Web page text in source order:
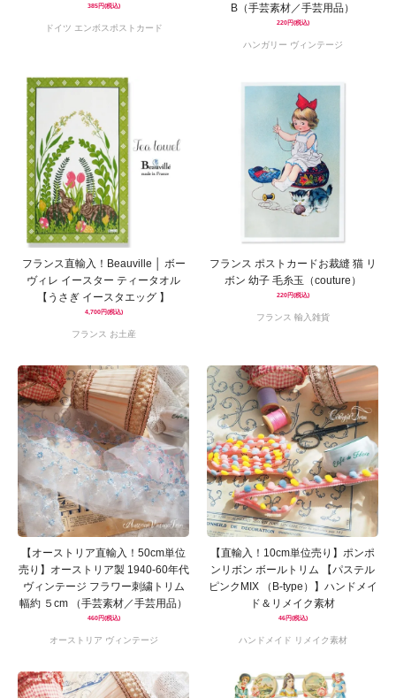
385円(税込)
ドイツ エンボスポストカード
B（手芸素材／手芸用品）
220円(税込)
ハンガリー ヴィンテージ
フランス直輸入！Beauville │ ボー
ヴィレ イースター ティータオル
【うさぎ イースタエッグ 】
4,700円(税込)
フランス お土産
フランス ポストカードお裁縫 猫 リ
ボン 幼子 毛糸玉（couture）
220円(税込)
フランス 輸入雑貨
【オーストリア直輸入！50cm単位
売り】オーストリア製 1940-60年代
ヴィンテージ フラワー刺繍トリム
幅約 ５cm （手芸素材／手芸用品）
460円(税込)
オーストリア ヴィンテージ
【直輸入！10cm単位売り】ポンポ
ンリボン ボールトリム 【パステル
ピンクMIX （B-type）】ハンドメイ
ド＆リメイク素材
46円(税込)
ハンドメイド リメイク素材